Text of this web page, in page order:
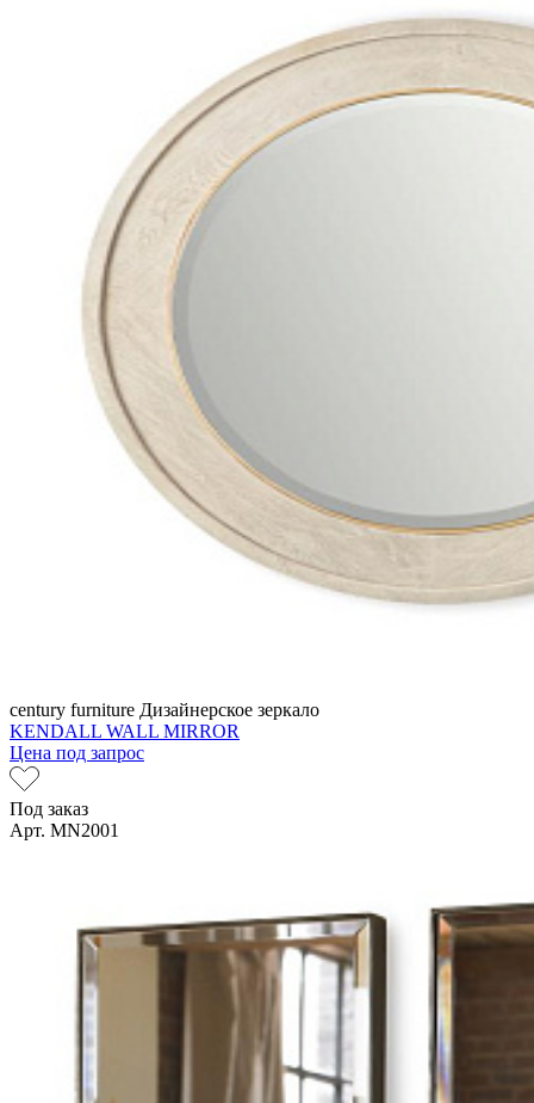
century furniture Дизайнерское зеркало
KENDALL WALL MIRROR
Цена под запрос
Под заказ
Арт. MN2001